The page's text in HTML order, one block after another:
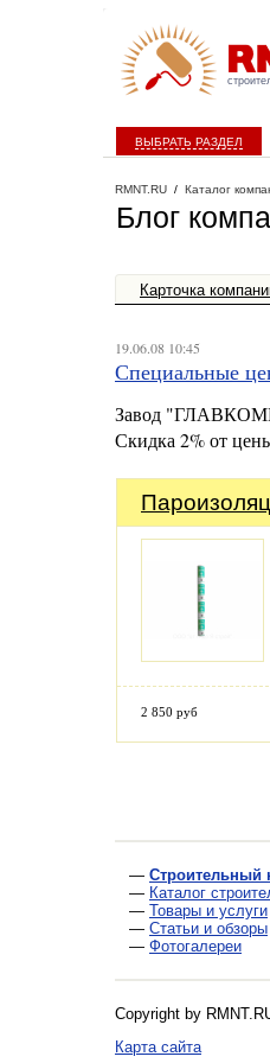
ВЫБРАТЬ РАЗДЕЛ
RMNT.RU / Каталог
Блог
Карточка
19.06.08 10:45
Специальные
Завод
Скидка 2% от
2 850 руб
— Строительный
— Каталог
— Товары и услуги
— Статьи и обзоры
— Фотогалереи
Copyright by
Карта сайта